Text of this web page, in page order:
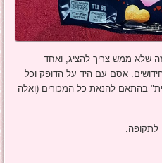
שלא ממש צריך להציג, ואחד
אסם עם היד על הדופק וכל
בהתאם להנאת כל המכורים (ואלה
לתקופה.